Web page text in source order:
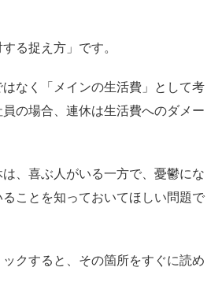
る捉え方」です。
なく「メインの生活費」として考
の場合、連休は生活費へのダメー
、喜ぶ人がいる一方で、憂鬱にな
ことを知っておいてほしい問題で
クすると、その箇所をすぐに読め